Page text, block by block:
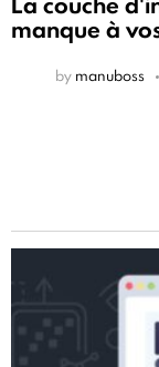
manque à
by manuboss